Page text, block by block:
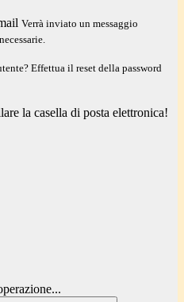
Verrà inviato un messaggio
Effettua il reset della password
la casella di posta elettronica!